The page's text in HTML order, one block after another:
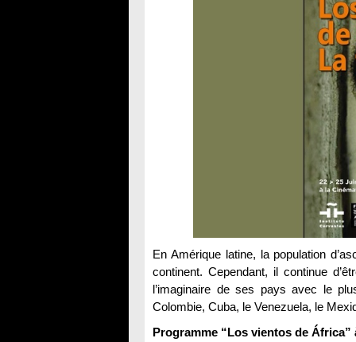
En Amérique latine, la population
continent. Cependant, il continue
l’imaginaire de ses pays avec le
Colombie, Cuba, le Venezuela, le
Programme “Los vientos de África”